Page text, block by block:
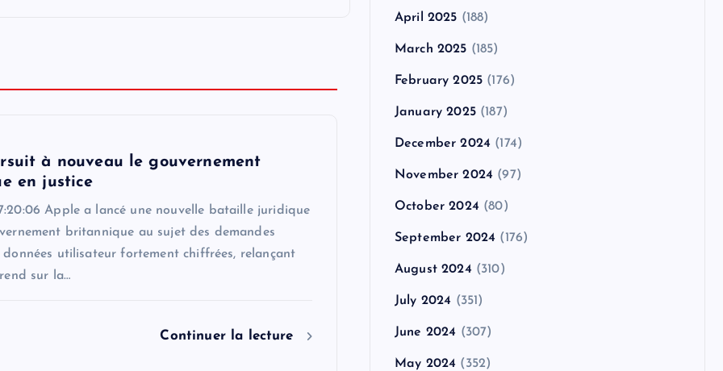
à nouveau le gouvernement
en justice
Apple a lancé une nouvelle bataille juridique
britannique au sujet des demandes
données utilisateur fortement chiffrées, relançant
sur la…
Continuer la lecture
April 2025 (188)
March 2025 (185)
February 2025 (176)
January 2025(187)
December 2024 (174)
November 2024 (97)
October 2024 (80)
September 2024 (176)
August 2024 (310)
July 2024 (351)
June 2024 (307)
May 2024 (352)